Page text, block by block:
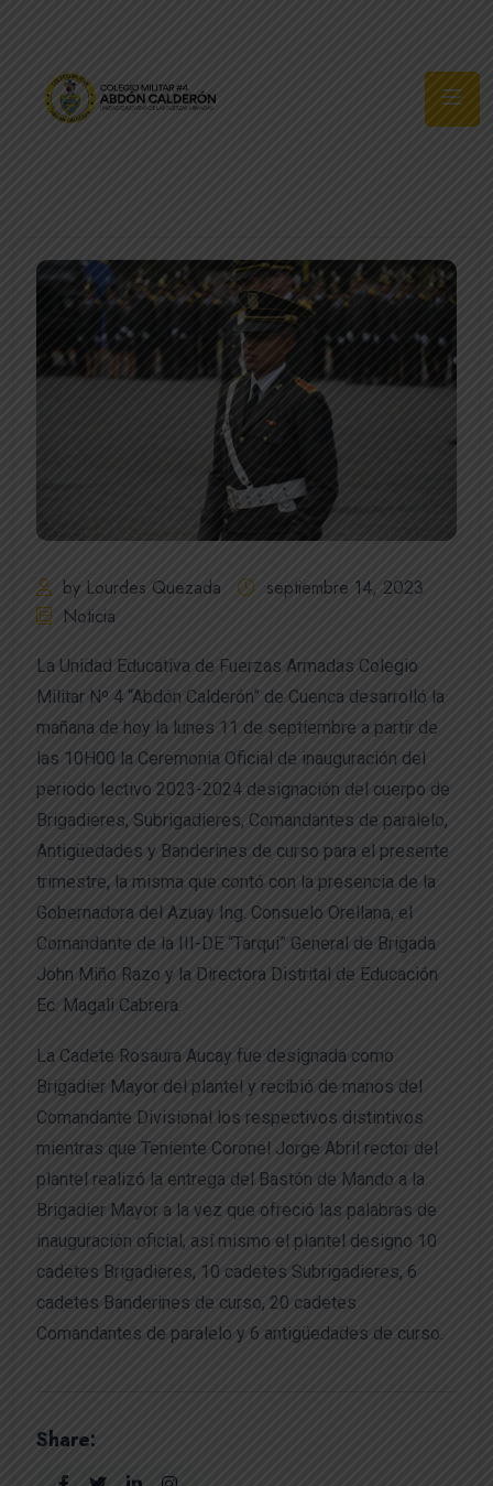
by Lourdes Quezada
septiembre 14, 2023
Noticia
La Unidad Educativa de Fuerzas Armadas Colegio
Militar Nº 4 “Abdón Calderón” de Cuenca desarrolló la
mañana de hoy la lunes 11 de septiembre a partir de
las 10H00 la Ceremonia Oficial de inauguración del
periodo lectivo 2023-2024 designación del cuerpo de
Brigadieres, Subrigadieres, Comandantes de paralelo,
Antigüedades y Banderines de curso para el presente
trimestre, la misma que contó con la presencia de la
Gobernadora del Azuay Ing. Consuelo Orellana, el
Comandante de la III-DE “Tarqui” General de Brigada
John Miño Razo y la Directora Distrital de Educación
Ec. Magali Cabrera.
La Cadete Rosaura Aucay fue designada como
Brigadier Mayor del plantel y recibió de manos del
Comandante Divisional los respectivos distintivos
mientras que Teniente Coronel Jorge Abril rector del
plantel realizó la entrega del Bastón de Mando a la
Brigadier Mayor a la vez que ofreció las palabras de
inauguración oficial, así mismo el plantel designo 10
cadetes Brigadieres, 10 cadetes Subrigadieres, 6
cadetes Banderines de curso, 20 cadetes
Comandantes de paralelo y 6 antigüedades de curso.
Share: